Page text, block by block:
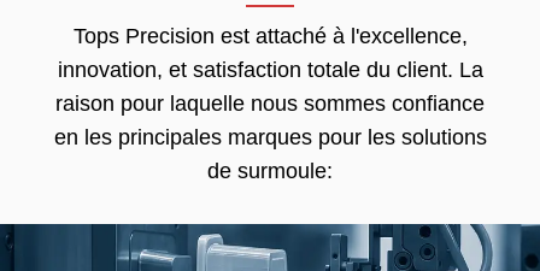
Tops Precision est attaché à l'excellence,
innovation, et satisfaction totale du client. La
raison pour laquelle nous sommes confiance
en les principales marques pour les solutions
de surmoule: